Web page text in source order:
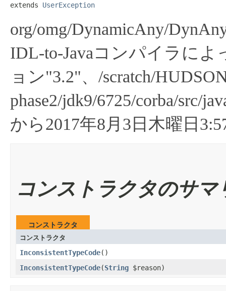
extends UserException
org/omg/DynamicAny/
IDL-to-Javaコンパイラによ
ョン"3.2"、/scratch/
phase2/jdk9/6725/corba/src/
から2017年8月3日木曜日
コンストラクタのサマ
コンストラクタ
コンストラクタ
InconsistentTypeCode​()
InconsistentTypeCode​(String $reason)